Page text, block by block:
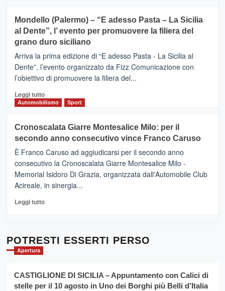
e
messaggi
di
CASTIGLIONE
DI
SICILIA
(Ct)
–
Il
Borgo
Gusto,
il
tra
sapori
vicoli
medievali
Mondello (Palermo) – “E adesso Pasta – La Sicilia
al Dente”, l’ evento per promuovere la filiera del
grano duro siciliano
Arriva la prima edizione di “E adesso Pasta - La Sicilia al
Dente”, l’evento organizzato da Fizz Comunicazione con
l’obiettivo di promuovere la filiera del...
Leggi tuttoLeggi
di
Mondello
(Palermo)
–
“E
adesso
Pasta
–
Sicilia
l’
evento
la
filiera
Automobilismo Sport
Cronoscalata Giarre Montesalice Milo: per il
secondo anno consecutivo vince Franco Caruso
È Franco Caruso ad aggiudicarsi per il secondo anno
consecutivo la Cronoscalata Giarre Montesalice Milo -
Memorial Isidoro Di Grazia, organizzata dall'Automobile Club
Acireale, in sinergia...
Leggi tuttoLeggi
Cronoscalata
per
il
POTRESTI ESSERTI PERSO
Apertura
CASTIGLIONE DI SICILIA – Appuntamento con Calici di
stelle per il 10 agosto in Uno dei Borghi più Belli d’Italia